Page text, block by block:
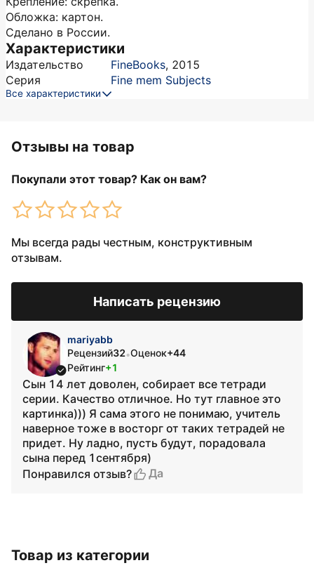
Обложка: картон.
Сделано в России.
Характеристики
Издательство FineBooks, 2015
Серия
Fine mem Subjects
Все характеристики
Отзывы на товар
Покупали этот товар? Как он вам?
Мы всегда рады честным, конструктивным
отзывам.
Написать рецензию
mariyabb
Рецензий32•Оценок+44
Рейтинг+1
Сын 14 лет доволен, собирает все тетради
серии. Качество отличное. Но тут главное это
картинка))) Я сама этого не понимаю, учитель
наверное тоже в восторг от таких тетрадей не
придет. Ну ладно, пусть будут, порадовала
сына перед 1сентября)
Понравился отзыв?
Да
Товар из категории